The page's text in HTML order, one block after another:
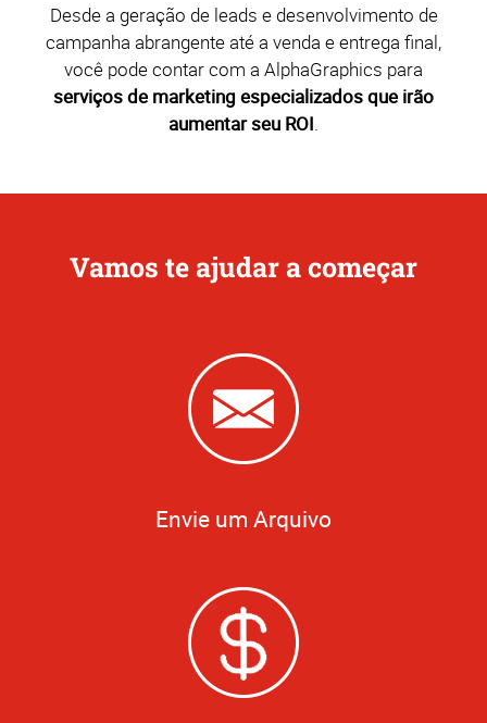
Desde a geração de leads e desenvolvimento de
campanha abrangente até a venda e entrega final,
você pode contar com a AlphaGraphics para
serviços de marketing especializados que irão
aumentar seu ROI.
Vamos te ajudar a começar
Envie um Arquivo